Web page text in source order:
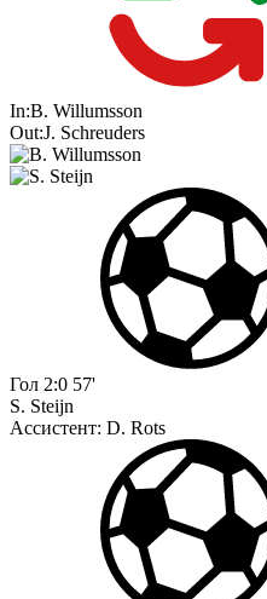
In:B. Willumsson
Out:J. Schreuders
Гол 2:0 57'
S. Steijn
Ассистент: D. Rots